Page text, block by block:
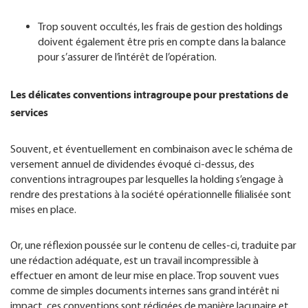
​Trop souvent occultés, les frais de gestion des holdings
doivent également être pris en compte dans la balance
pour s’assurer de l’intérêt de l’opération.
Les délicates conventions intragroupe pour prestations de
services
Souvent, et éventuellement en combinaison avec le schéma de
versement annuel de dividendes évoqué ci-dessus, des
conventions intragroupes par lesquelles la holding s’engage à
rendre des prestations à la société opérationnelle filialisée sont
mises en place.
Or, une réflexion poussée sur le contenu de celles-ci, traduite par
une rédaction adéquate, est un travail incompressible à
effectuer en amont de leur mise en place. Trop souvent vues
comme de simples documents internes sans grand intérêt ni